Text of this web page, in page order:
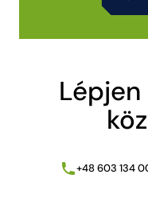
+48 603 134